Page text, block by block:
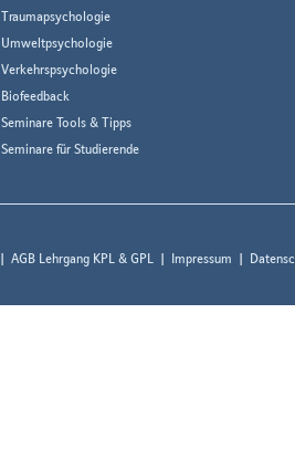
Traumapsychologie
Umweltpsychologie
Verkehrspsychologie
Biofeedback
Seminare Tools & Tipps
Seminare für Studierende
AGB Lehrgang KPL & GPL Impressum